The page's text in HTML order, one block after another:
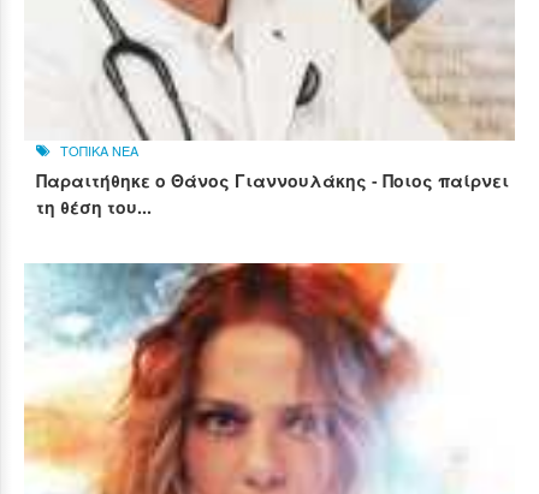
ΤΟΠΙΚΑ ΝΕΑ
Παραιτήθηκε ο Θάνος Γιαννουλάκης - Ποιος παίρνει
τη θέση του...